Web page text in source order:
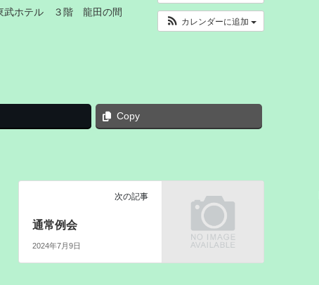
カレンダーに追加
武ホテル ３階 龍田の間
Copy
次の記事
通常例会
2024年7月9日